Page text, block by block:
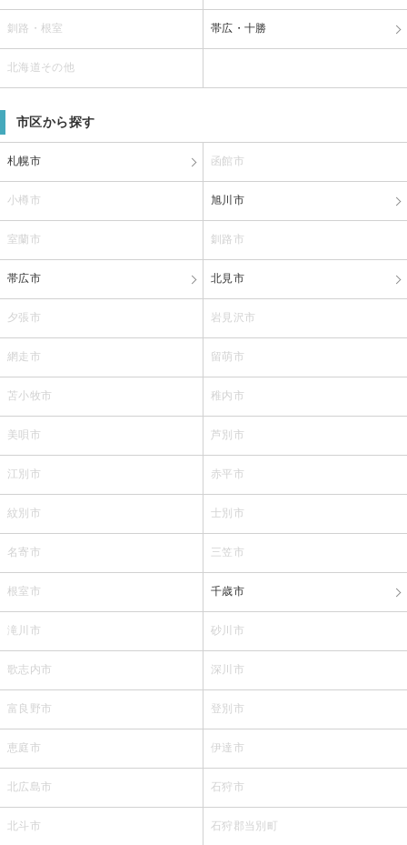
釧路・根室 帯広・十勝
北海道その他
市区から探す
札幌市 函館市
小樽市 旭川市
室蘭市 釧路市
帯広市 北見市
夕張市 岩見沢市
網走市 留萌市
苫小牧市 稚内市
美唄市 芦別市
江別市 赤平市
紋別市 士別市
名寄市 三笠市
根室市 千歳市
滝川市 砂川市
歌志内市 深川市
富良野市 登別市
恵庭市 伊達市
北広島市 石狩市
北斗市 石狩郡当別町